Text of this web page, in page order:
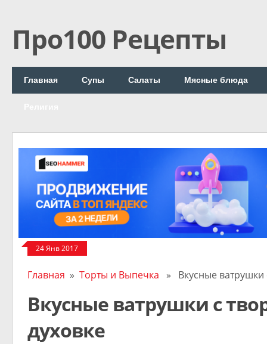
Про100 Рецепты
Главная Супы Салаты Мясные блюда
24 Янв 2017
Главная » Торты и Выпечка » Вкусные ватрушки
Вкусные ватрушки с
духовке